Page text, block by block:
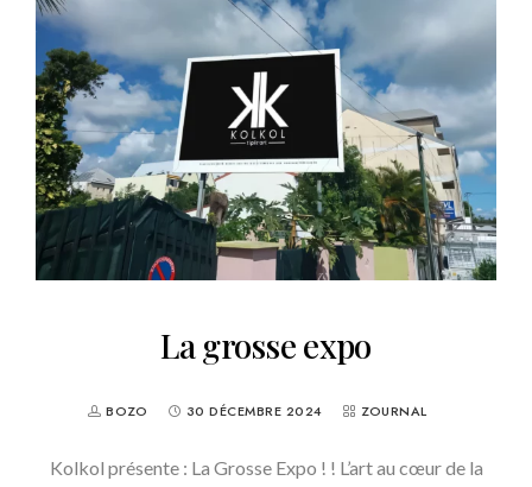
La grosse expo
BOZO 30 DÉCEMBRE 2024 ZOURNAL
Kolkol présente : La Grosse Expo ! ! L’art au cœur de la